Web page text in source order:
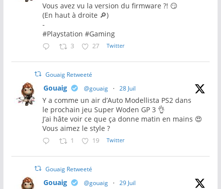
Vous avez vu la version du firmware ?! 😏
(En haut à droite 🔎)
-
#Playstation #Gaming
3 27 Twitter
Gouaig Retweeté
Gouaig @gouaig · 28 Juil
Y a comme un air d’Auto Modellista PS2 dans
le prochain jeu Super Woden GP 3 👌
J’ai hâte voir ce que ça donne matin en mains 😍
Vous aimez le style ?
1 19 Twitter
Gouaig Retweeté
Gouaig @gouaig · 29 Juil